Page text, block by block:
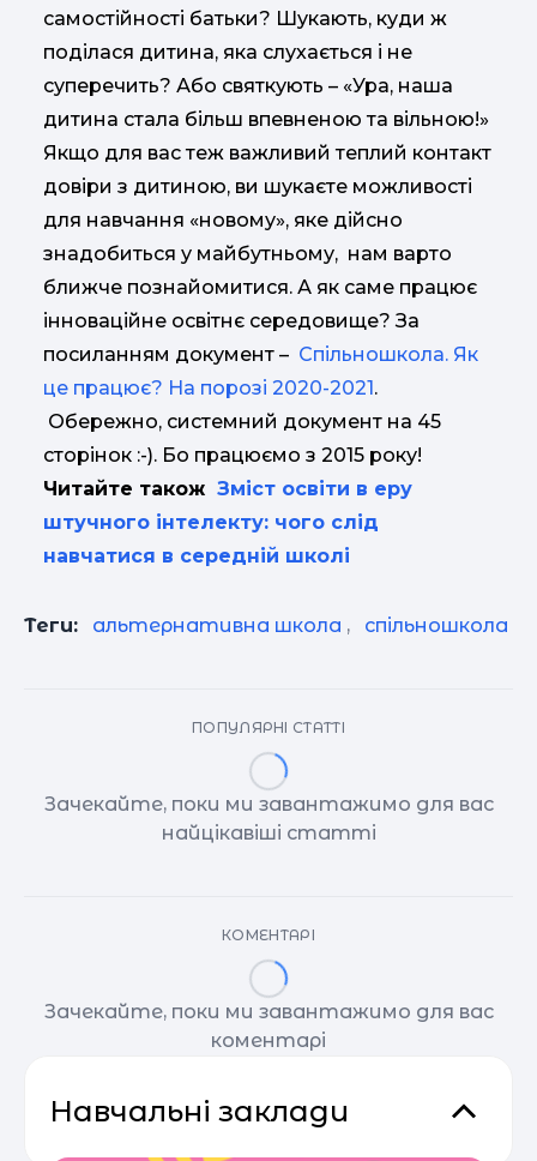
самостійності батьки? Шукають, куди ж
поділася дитина, яка слухається і не
суперечить? Або святкують – «Ура, наша
дитина стала більш впевненою та вільною!»
Якщо для вас теж важливий теплий контакт
довіри з дитиною, ви шукаєте можливості
для навчання «новому», яке дійсно
знадобиться у майбутньому, нам варто
ближче познайомитися. А як саме працює
інноваційне освітнє середовище? За
посиланням документ – Спільношкола. Як
це працює? На порозі 2020-2021.
Обережно, системний документ на 45
сторінок :-). Бо працюємо з 2015 року!
Читайте також Зміст освіти в еру
штучного інтелекту: чого слід
навчатися в середній школі
Теги: альтернативна школа , спільношкола
ПОПУЛЯРНІ СТАТТІ
Зачекайте, поки ми завантажимо для вас
найцікавіші статті
КОМЕНТАРІ
Зачекайте, поки ми завантажимо для вас
коментарі
Навчальні заклади